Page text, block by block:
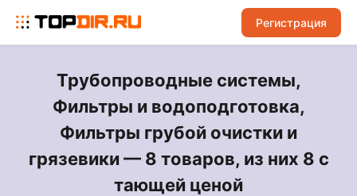
Регистрация
Трубопроводные системы,
Фильтры и водоподготовка,
Фильтры грубой очистки и
грязевики — 8 товаров, из них 8 с
тающей ценой